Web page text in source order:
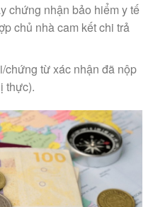
chứng nhận bảo hiểm y tế
chủ nhà cam kết chi trả
chứng từ xác nhận đã nộp
thực).